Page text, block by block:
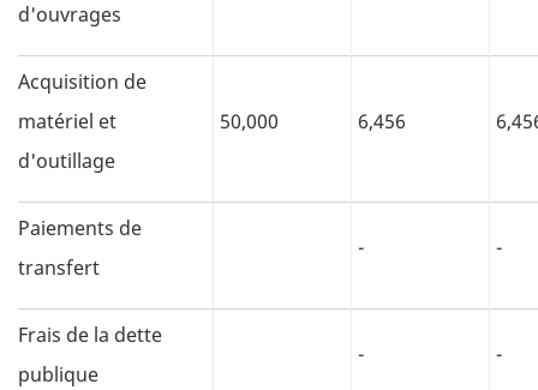
d'ouvrages
Acquisition de
matériel et
d'outillage
50,000 6,456
Paiements de
transfert
- -
Frais de la dette
publique
- -